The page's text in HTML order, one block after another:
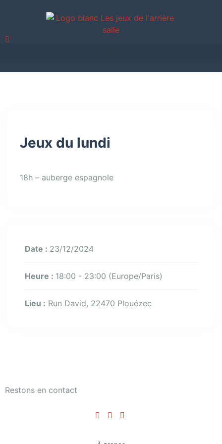
Jeux du lundi
18h – auberge espagnole
Date : 23/12/2024
Heure : 18:00 - 23:00 (Europe/Paris)
Lieu : Run David, 22470 Plouézec
Restons en contact